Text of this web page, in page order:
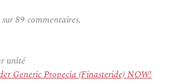
89 commentaires.
unité
Generic Propecia (Finasteride) NOW!